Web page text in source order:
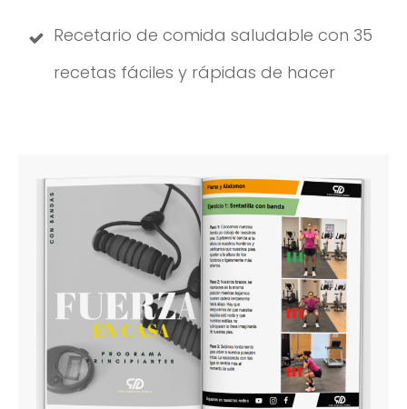
Recetario de comida saludable con 35
recetas fáciles y rápidas de hacer